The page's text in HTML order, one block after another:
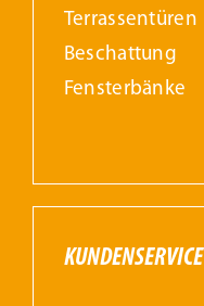
Terrassentüren
Beschattung
Fensterbänke
KUNDENSERVICE